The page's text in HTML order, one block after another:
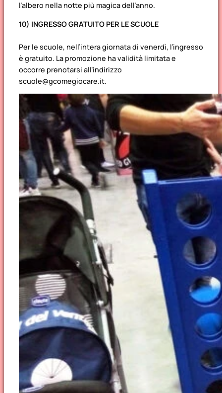
l’albero nella notte più magica dell’anno.
10) INGRESSO GRATUITO PER LE SCUOLE
Per le scuole, nell’intera giornata di venerdì, l’ingresso
è gratuito. La promozione ha validità limitata e
occorre prenotarsi all’indirizzo
scuole@gcomegiocare.it.